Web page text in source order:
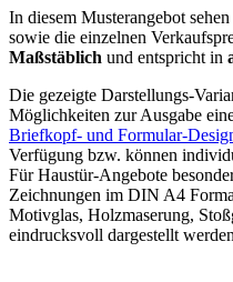
In diesem Musterangebot
sowie die einzelnen
Maßstäblich und entspricht in
Die gezeigte Darstellungs-
Möglichkeiten zur Ausgabe
Briefkopf- und Formular-
Verfügung bzw. können
Für Haustür-Angebote
Zeichnungen im DIN A4
Motivglas, Holzmaserung,
eindrucksvoll dargestellt